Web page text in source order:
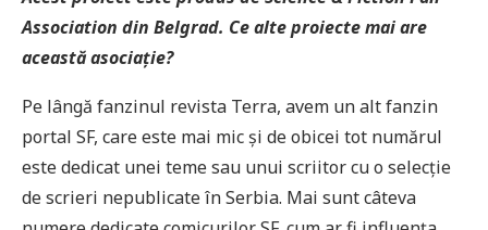
Association din Belgrad. Ce alte proiecte mai are
această asociație?
Pe lângă fanzinul revista Terra, avem un alt fanzin
portal SF, care este mai mic și de obicei tot numărul
este dedicat unei teme sau unui scriitor cu o selecție
de scrieri nepublicate în Serbia. Mai sunt câteva